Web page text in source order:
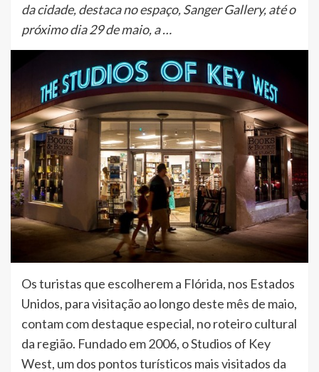
da cidade, destaca no espaço, Sanger Gallery, até o
próximo dia 29 de maio, a …
Os turistas que escolherem a Flórida, nos Estados
Unidos, para visitação ao longo deste mês de maio,
contam com destaque especial, no roteiro cultural
da região. Fundado em 2006, o Studios of Key
West, um dos pontos turísticos mais visitados da